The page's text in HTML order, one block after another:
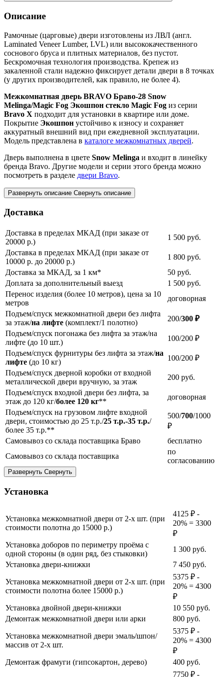
Описание
Рамочные (царговые) двери изготовлены из ЛВЛ (англ.
Laminated Veneer Lumber, LVL) или высококачественного
соснового бруса и плитных материалов, без пустот.
Бескромочная технология производства. Крепеж из
закаленной стали надежно фиксирует детали двери в 8 точках
(у других производителей, как правило, не более 4).
Межкомнатная дверь BRAVO Браво-28 Snow
Melinga/Magic Fog Экошпон стекло Magic Fog из серии
Bravo X подходит для установки в квартире или доме.
Покрытие Экошпон устойчиво к износу и сохраняет
аккуратный внешний вид при ежедневной эксплуатации.
Модель представлена в каталоге межкомнатных дверей.
Дверь выполнена в цвете Snow Melinga и входит в линейку
бренда Bravo. Другие модели и серии этого бренда можно
посмотреть в разделе двери Bravo.
Развернуть описание Свернуть описание
Доставка
Доставка в пределах МКАД (при заказе от
20000 р.)
1 500 руб.
Доставка в пределах МКАД (при заказе от
10000 р. до 20000 р.)
1 800 руб.
Доставка за МКАД, за 1 км*
50 руб.
Доплата за дополнительный выезд
1 500 руб.
Перенос изделия (более 10 метров), цена за 10
метров
договорная
Подъем/спуск межкомнатной двери без лифта
за этаж/на лифте (комплект/1 полотно) 200/300 ₽
Подъем/спуск погонажа без лифта за этаж/на
лифте (до 10 шт.)
100/200 ₽
Подъем/спуск фурнитуры без лифта за этаж/на
лифте (до 10 кг)
100/200 ₽
Подъем/спуск дверной коробки от входной
металлической двери вручную, за этаж
200 руб.
Подъем/спуск входной двери без лифта, за
этаж до 120 кг/более 120 кг**
договорная
Подъем/спуск на грузовом лифте входной
двери, стоимостью до 25 т.р./25 т.р.-35 т.р./
более 35 т.р.**
500/700/1000
₽
Самовывоз со склада поставщика Браво
бесплатно
Самовывоз со склада поставщика
по
согласованию
Развернуть Свернуть
Установка
Установка межкомнатной двери от 2-х шт. (при
стоимости полотна до 15000 р.)
4125 ₽ -
20% = 3300
₽
Установка доборов по периметру проёма с
одной стороны (в один ряд, без стыковки)
1 300 руб.
Установка двери-книжки
7 450 руб.
Установка межкомнатной двери от 2-х шт. (при
стоимости полотна более 15000 р.)
5375 ₽ -
20% = 4300
₽
Установка двойной двери-книжки
10 550 руб.
Демонтаж межкомнатной двери или арки
800 руб.
Установка межкомнатной двери эмаль/шпон/
массив от 2-х шт.
5375 ₽ -
20% = 4300
₽
Демонтаж фрамуги (гипсокартон, дерево)
400 руб.
7750 ₽ -